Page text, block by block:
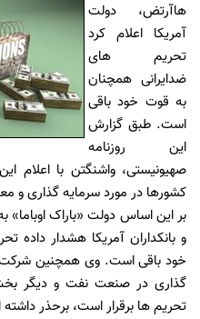
هاآرتض، دولت
آمریکا اعلام کرد
تحریم های
ضدایرانی همچنان
به قوت خود باقی
است. طبق گزارش
این روزنامه
صهیونیستی، واشنگتن با اعلام
کشورها در مورد سرمایه گذاری و
بر این اساس دولت «باراک
و بانکداران آمریکا هشدار داده
خود باقی است. وی همچنین شرکت
گذاری در صنعت نفت و دیگر
تحریم ها برقرار است، برحذر